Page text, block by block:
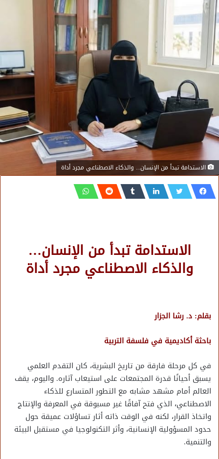
الاستدامة تبدأ من الإنسان... والذكاء الاصطناعي مجرد أداة
الاستدامة تبدأ من الإنسان…
والذكاء الاصطناعي مجرد أداة
بقلم: د. رشا الجزار
باحثة أكاديمية في فلسفة التربية
في كل مرحلة فارقة من تاريخ البشرية، كان التقدم العلمي
يسبق أحيانًا قدرة المجتمعات على استيعاب آثاره. واليوم، يقف
العالم أمام مشهد مشابه مع التطور المتسارع للذكاء
الاصطناعي، الذي فتح آفاقًا غير مسبوقة في المعرفة والإنتاج
واتخاذ القرار، لكنه في الوقت ذاته أثار تساؤلات عميقة حول
حدود المسؤولية الإنسانية، وأثر التكنولوجيا في مستقبل البيئة
والتنمية.